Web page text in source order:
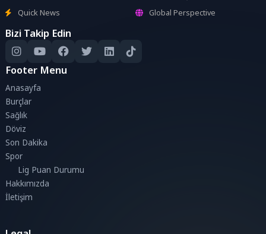
Quick News
Global Perspective
Bizi Takip Edin
Footer Menu
Anasayfa
Burçlar
Sağlık
Döviz
Son Dakika
Spor
Lig Puan Durumu
Hakkımızda
İletişim